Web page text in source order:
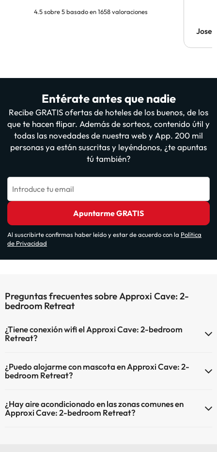
4.5 sobre 5 basado en 1658 valoraciones
Jose
Entérate antes que nadie
Recibe GRATIS ofertas de hoteles de los buenos, de los
que te hacen flipar. Además de sorteos, contenido útil y
todas las novedades de nuestra web y App. 200 mil
personas ya están suscritas y leyéndonos, ¿te apuntas
tú también?
Introduce tu email
Apuntarme GRATIS
Al suscribirte confirmas haber leído y estar de acuerdo con la Política
de Privacidad
Preguntas frecuentes sobre Approxi Cave: 2-
bedroom Retreat
¿Tiene conexión wifi el Approxi Cave: 2-bedroom
Retreat?
¿Puedo alojarme con mascota en Approxi Cave: 2-
bedroom Retreat?
¿Hay aire acondicionado en las zonas comunes en
Approxi Cave: 2-bedroom Retreat?